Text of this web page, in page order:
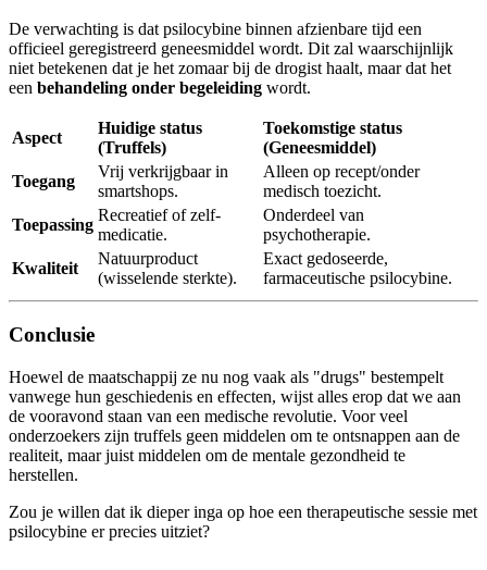
De verwachting is dat psilocybine binnen afzienbare tijd een
officieel geregistreerd geneesmiddel wordt. Dit zal waarschijnlijk
niet betekenen dat je het zomaar bij de drogist haalt, maar dat het
een behandeling onder begeleiding wordt.
Aspect
Huidige status
(Truffels)
Toekomstige status
(Geneesmiddel)
Toegang
Vrij verkrijgbaar in
smartshops.
Alleen op recept/onder
medisch toezicht.
Toepassing
Recreatief of zelf-
medicatie.
Onderdeel van
psychotherapie.
Kwaliteit
Natuurproduct
(wisselende sterkte).
Exact gedoseerde,
farmaceutische psilocybine.
Conclusie
Hoewel de maatschappij ze nu nog vaak als "drugs" bestempelt
vanwege hun geschiedenis en effecten, wijst alles erop dat we aan
de vooravond staan van een medische revolutie. Voor veel
onderzoekers zijn truffels geen middelen om te ontsnappen aan de
realiteit, maar juist middelen om de mentale gezondheid te
herstellen.
Zou je willen dat ik dieper inga op hoe een therapeutische sessie met
psilocybine er precies uitziet?